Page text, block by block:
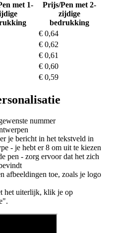
met 1-
Prijs/Pen met 2-
zijdige
bedrukking
€ 0,64
€ 0,62
€ 0,61
€ 0,60
€ 0,59
nummer
je bericht in het tekstveld in
- je hebt er 8 om uit te kiezen
pen - zorg ervoor dat het zich
afbeeldingen toe, zoals je logo
het uiterlijk, klik je op